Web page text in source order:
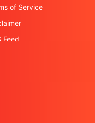
of Service
Feed